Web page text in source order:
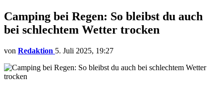
Camping bei Regen: So bleibst du auch
bei schlechtem Wetter trocken
von Redaktion 5. Juli 2025, 19:27